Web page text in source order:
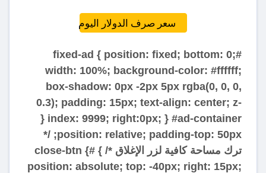
سعر صرف الدولار اليوم
#fixed-ad { position: fixed; bottom: 0;
width: 100%; background-color: #ffffff;
box-shadow: 0px -2px 5px rgba(0, 0, 0,
0.3); padding: 15px; text-align: center; z-
index: 9999; right:0px; } #ad-container {
position: relative; padding-top: 50px; /*
ترك مساحة كافية لزر الإغلاق */ } #close-btn {
position: absolute; top: -40px; right: 15px;